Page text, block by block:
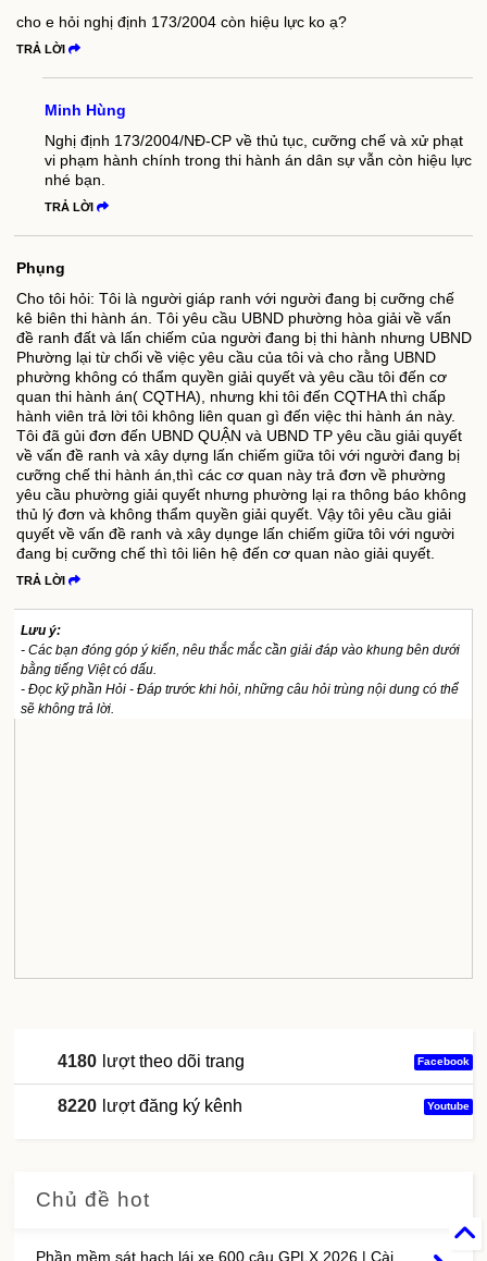
cho e hỏi nghị định 173/2004 còn hiệu lực ko ạ?
TRẢ LỜI
Minh Hùng
Nghị định 173/2004/NĐ-CP về thủ tục, cưỡng chế và xử phạt
vi phạm hành chính trong thi hành án dân sự vẫn còn hiệu lực
nhé bạn.
TRẢ LỜI
Phụng
Cho tôi hỏi: Tôi là người giáp ranh với người đang bị cưỡng chế
kê biên thi hành án. Tôi yêu cầu UBND phường hòa giải về vấn
đề ranh đất và lấn chiếm của người đang bị thi hành nhưng UBND
Phường lại từ chối về việc yêu cầu của tôi và cho rằng UBND
phường không có thẩm quyền giải quyết và yêu cầu tôi đến cơ
quan thi hành án( CQTHA), nhưng khi tôi đến CQTHA thì chấp
hành viên trả lời tôi không liên quan gì đến việc thi hành án này.
Tôi đã gủi đơn đến UBND QUẬN và UBND TP yêu cầu giải quyết
về vấn đề ranh và xây dựng lấn chiếm giữa tôi với người đang bị
cưỡng chế thi hành án,thì các cơ quan này trả đơn về phường
yêu cầu phường giải quyết nhưng phường lại ra thông báo không
thủ lý đơn và không thẩm quyền giải quyết. Vậy tôi yêu cầu giải
quyết về vấn đề ranh và xây dụnge lấn chiếm giữa tôi với người
đang bị cưỡng chế thì tôi liên hệ đến cơ quan nào giải quyết.
TRẢ LỜI
Lưu ý:
- Các bạn đóng góp ý kiến, nêu thắc mắc cần giải đáp vào khung bên dưới
bằng tiếng Việt có dấu.
- Đọc kỹ phần Hỏi - Đáp trước khi hỏi, những câu hỏi trùng nội dung có thể
sẽ không trả lời.
4180 lượt theo dõi trang Facebook
8220 lượt đăng ký kênh Youtube
Chủ đề hot
Phần mềm sát hạch lái xe 600 câu GPLX 2026 | Cài